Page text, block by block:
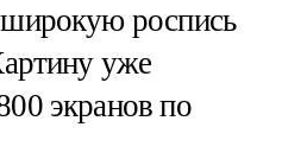
роспись
уже
экранов по